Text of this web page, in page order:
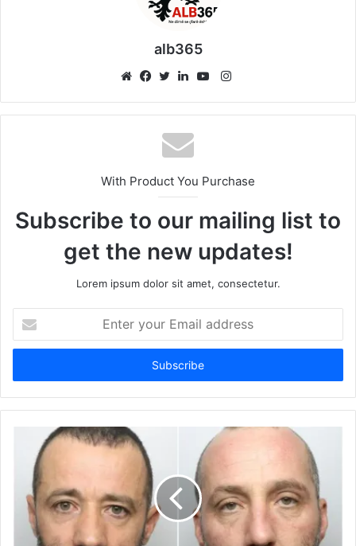
alb365
Instagram
With Product You Purchase
Subscribe to our mailing list to
get the new updates!
Lorem ipsum dolor sit amet, consectetur.
your
Email